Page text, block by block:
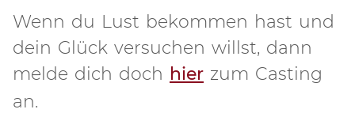
Wenn du Lust bekommen hast und
dein Glück versuchen willst, dann
melde dich doch hier zum Casting
an.